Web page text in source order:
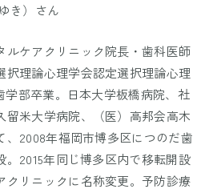
き）さん
ルケアクリニック院長・歯科医師
択理論心理学会認定選択理論心理
学部卒業。日本大学板橋病院、社
留米大学病院、（医）高邦会高木
、2008年福岡市博多区につのだ歯
2015年同じ博多区内で移転開設
クリニックに名称変更。予防診療